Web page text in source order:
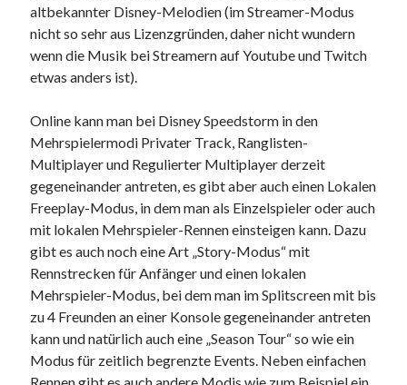
altbekannter Disney-Melodien (im Streamer-Modus
nicht so sehr aus Lizenzgründen, daher nicht wundern
wenn die Musik bei Streamern auf Youtube und Twitch
etwas anders ist).
Online kann man bei Disney Speedstorm in den
Mehrspielermodi Privater Track, Ranglisten-
Multiplayer und Regulierter Multiplayer derzeit
gegeneinander antreten, es gibt aber auch einen Lokalen
Freeplay-Modus, in dem man als Einzelspieler oder auch
mit lokalen Mehrspieler-Rennen einsteigen kann. Dazu
gibt es auch noch eine Art „Story-Modus“ mit
Rennstrecken für Anfänger und einen lokalen
Mehrspieler-Modus, bei dem man im Splitscreen mit bis
zu 4 Freunden an einer Konsole gegeneinander antreten
kann und natürlich auch eine „Season Tour“ so wie ein
Modus für zeitlich begrenzte Events. Neben einfachen